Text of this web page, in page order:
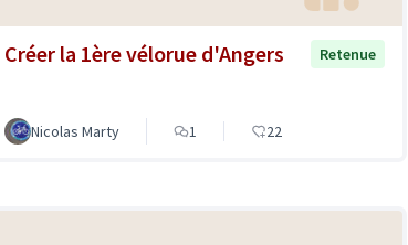
Créer la 1ère vélorue d'Angers Retenue
Nicolas Marty 1 22